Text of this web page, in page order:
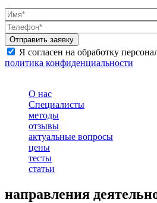
Я согласен на обработку
политика конфиденциальности
О нас
Специалисты
методы
отзывы
актуальные вопросы
цены
тесты
статьи
направления